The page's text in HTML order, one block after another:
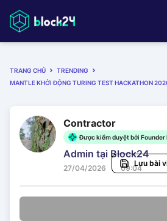
TRANG CHỦ
TRENDING
Contractor
Được kiểm duyệt bởi Founder
Admin tại Block24
27/04/2026 09:04
Lưu bài